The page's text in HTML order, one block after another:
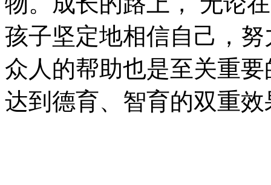
孩子坚定地相信自己，
众人的帮助也是至关重
达到德育、智育的双重